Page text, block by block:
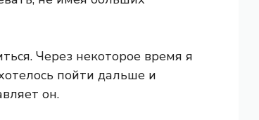
Через некоторое время я
пойти дальше и
он.